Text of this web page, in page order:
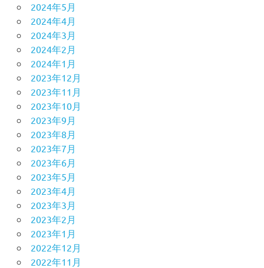
2024年5月
2024年4月
2024年3月
2024年2月
2024年1月
2023年12月
2023年11月
2023年10月
2023年9月
2023年8月
2023年7月
2023年6月
2023年5月
2023年4月
2023年3月
2023年2月
2023年1月
2022年12月
2022年11月